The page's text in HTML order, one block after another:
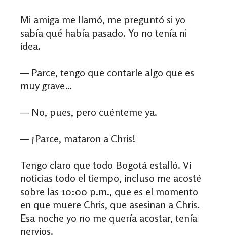
Mi amiga me llamó, me preguntó si yo
sabía qué había pasado. Yo no tenía ni
idea.
— Parce, tengo que contarle algo que es
muy grave…
— No, pues, pero cuénteme ya.
— ¡Parce, mataron a Chris!
Tengo claro que todo Bogotá estalló. Vi
noticias todo el tiempo, incluso me acosté
sobre las 10:00 p.m., que es el momento
en que muere Chris, que asesinan a Chris.
Esa noche yo no me quería acostar, tenía
nervios.